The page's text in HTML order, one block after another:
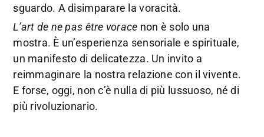
sguardo. A disimparare la voracità.
L’art de ne pas être vorace non è solo una
mostra. È un’esperienza sensoriale e spirituale,
un manifesto di delicatezza. Un invito a
reimmaginare la nostra relazione con il vivente.
E forse, oggi, non c’è nulla di più lussuoso, né di
più rivoluzionario.